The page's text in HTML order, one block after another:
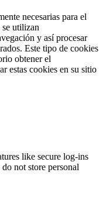
necesarias para el
utilizan
y así procesar
Este tipo de cookies
obtener el
estas cookies en su sitio
like secure log-ins
not store personal